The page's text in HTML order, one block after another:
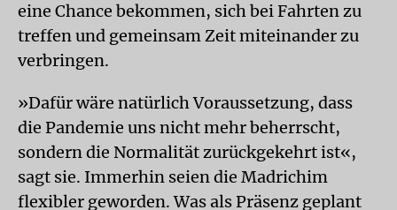
eine Chance bekommen, sich bei Fahrten zu
treffen und gemeinsam Zeit miteinander zu
verbringen.
»Dafür wäre natürlich Voraussetzung, dass
die Pandemie uns nicht mehr beherrscht,
sondern die Normalität zurückgekehrt ist«,
sagt sie. Immerhin seien die Madrichim
flexibler geworden. Was als Präsenz geplant